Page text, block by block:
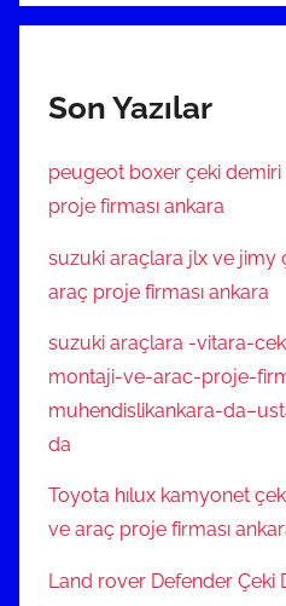
Son Yazılar
peugeot boxer çeki demiri
proje firması ankara
suzuki araçlara jlx ve jimy
araç proje firması ankara
suzuki araçlara -vitara-
montaji-ve-arac-proje-
muhendislikankara-
da
Toyota hılux kamyonet
ve araç proje firması
Land rover Defender Çeki